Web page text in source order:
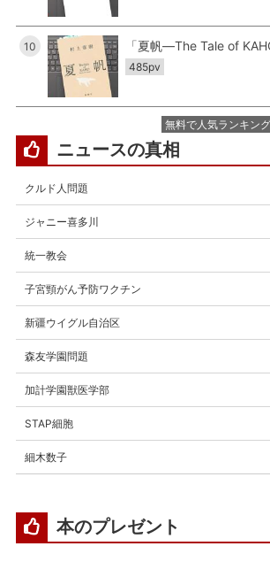
10 「夏帆―The Tale of
485pv
無料で人気ランキン
ニュースの真相
クルド人問題
ジャニー喜多川
統一教会
子宮頸がん予防ワクチン
新疆ウイグル自治区
森友学園問題
加計学園獣医学部
STAP細胞
細木数子
本のプレゼント